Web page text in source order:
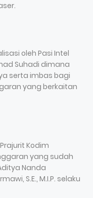
oleh Pasi Intel
Suhadi dimana
serta imbas bagi
yang berkaitan
Kodim
yang sudah
Nanda
S.E., M.I.P. selaku